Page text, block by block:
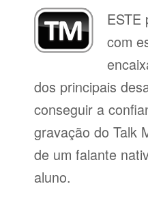
ESTE
com
dos principais
conseguir a
gravação do Talk
de um falante
aluno.